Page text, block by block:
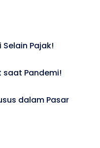
Selain Pajak!
saat Pandemi!
dalam Pasar